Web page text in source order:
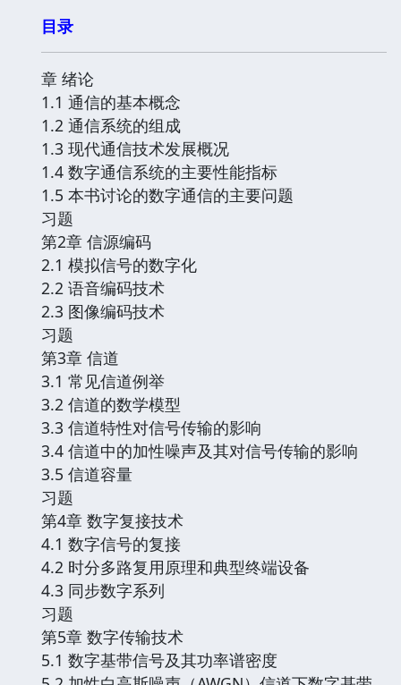
目录
章 绪论
1.1 通信的基本概念
1.2 通信系统的组成
1.3 现代通信技术发展概况
1.4 数字通信系统的主要性能指标
1.5 本书讨论的数字通信的主要问题
习题
第2章 信源编码
2.1 模拟信号的数字化
2.2 语音编码技术
2.3 图像编码技术
习题
第3章 信道
3.1 常见信道例举
3.2 信道的数学模型
3.3 信道特性对信号传输的影响
3.4 信道中的加性噪声及其对信号传输的影响
3.5 信道容量
习题
第4章 数字复接技术
4.1 数字信号的复接
4.2 时分多路复用原理和典型终端设备
4.3 同步数字系列
习题
第5章 数字传输技术
5.1 数字基带信号及其功率谱密度